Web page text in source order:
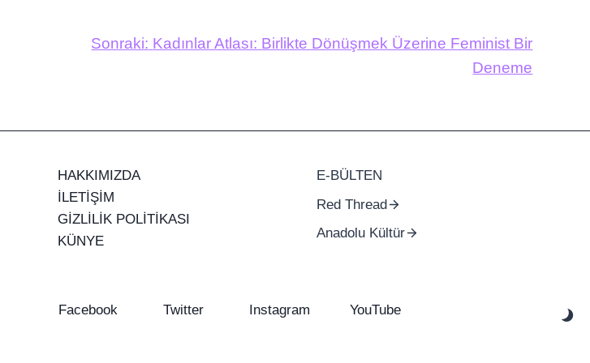
Sonraki: Kadınlar Atlası: Birlikte Dönüşmek Üzerine Feminist Bir
Deneme
HAKKIMIZDA
İLETİŞİM
GİZLİLİK POLİTİKASI
KÜNYE
E-BÜLTEN
Red Thread
Anadolu Kültür
Facebook Twitter Instagram YouTube